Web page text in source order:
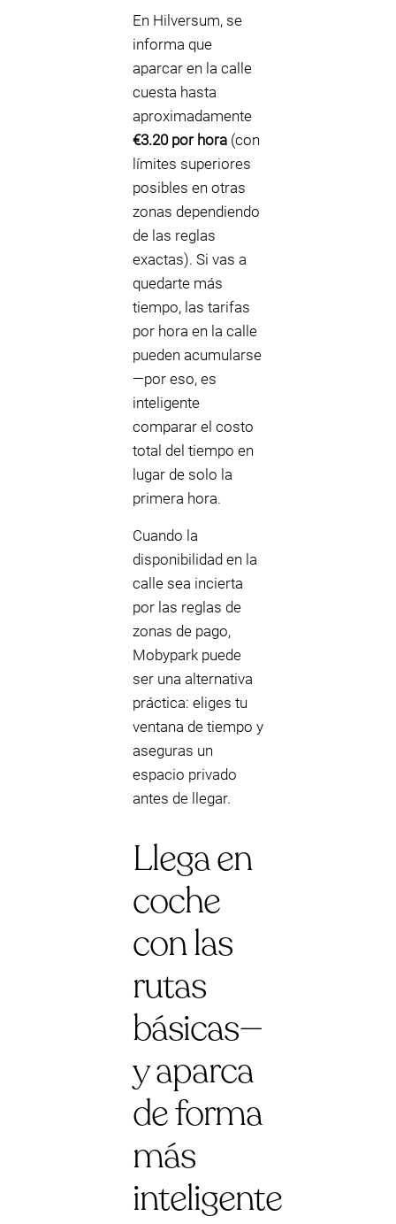
En Hilversum, se
informa que
aparcar en la calle
cuesta hasta
aproximadamente
€3.20 por hora (con
límites superiores
posibles en otras
zonas dependiendo
de las reglas
exactas). Si vas a
quedarte más
tiempo, las tarifas
por hora en la calle
pueden acumularse
—por eso, es
inteligente
comparar el costo
total del tiempo en
lugar de solo la
primera hora.
Cuando la
disponibilidad en la
calle sea incierta
por las reglas de
zonas de pago,
Mobypark puede
ser una alternativa
práctica: eliges tu
ventana de tiempo y
aseguras un
espacio privado
antes de llegar.
Llega en
coche
con las
rutas
básicas—
y aparca
de forma
más
inteligente